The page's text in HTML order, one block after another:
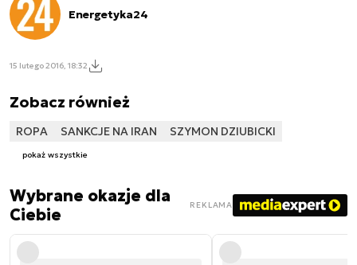
Energetyka24
15 lutego 2016, 18:32
Zobacz również
ROPA SANKCJE NA IRAN SZYMON DZIUBICKI
pokaż wszystkie
Wybrane okazje dla
Ciebie
REKLAMA